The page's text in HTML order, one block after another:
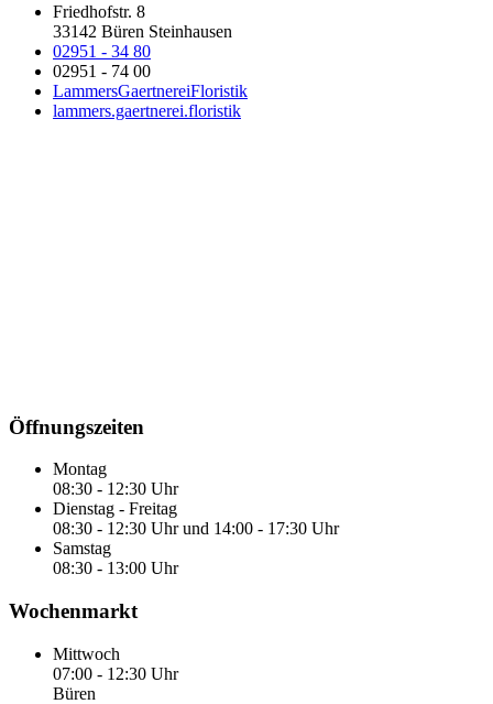
Friedhofstr. 8
33142 Büren Steinhausen
02951 - 34 80
02951 - 74 00
LammersGaertnereiFloristik
lammers.gaertnerei.floristik
Öffnungszeiten
Montag
08:30 - 12:30 Uhr
Dienstag - Freitag
08:30 - 12:30 Uhr und 14:00 - 17:30 Uhr
Samstag
08:30 - 13:00 Uhr
Wochenmarkt
Mittwoch
07:00 - 12:30 Uhr
Büren